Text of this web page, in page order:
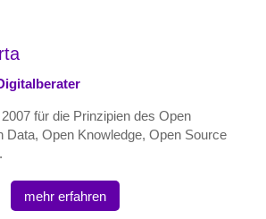
für die Prinzipien des Open
Data, Open Knowledge, Open Source
mehr erfahren